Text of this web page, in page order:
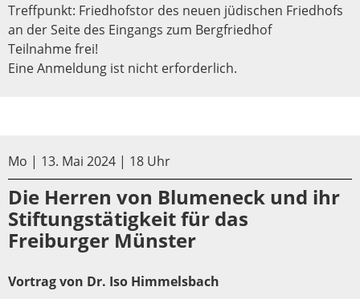
Treffpunkt: Friedhofstor des neuen jüdischen Friedhofs
an der Seite des Eingangs zum Bergfriedhof
Teilnahme frei!
Eine Anmeldung ist nicht erforderlich.
Mo | 13. Mai 2024 | 18 Uhr
Die Herren von Blumeneck und ihr
Stiftungstätigkeit für das
Freiburger Münster
Vortrag von Dr. Iso Himmelsbach